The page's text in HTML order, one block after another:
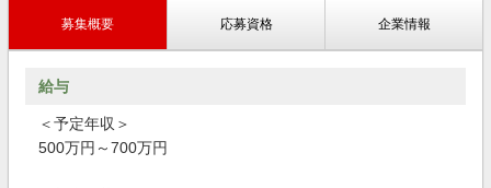
募集概要 応募資格 企業情報
給与
＜予定年収＞
500万円～700万円